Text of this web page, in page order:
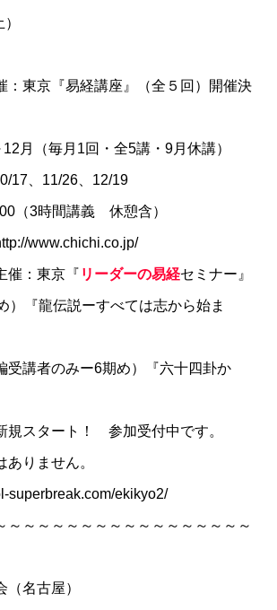
東京『易経講座』（全５回）開催決
月（毎月1回・全5講・9月休講）
17、11/26、12/19
（3時間講義 休憩含）
www.chichi.co.jp/
： 東京『 リーダーの易経セミナー』
）『龍伝説ーすべては志から始ま
受講者のみー6期め）『六十四卦か
規スタート！ 参加受付中です。
りません。
superbreak.com/ekikyo2/
～～～～～～～～～～～～～～～～～
名古屋）